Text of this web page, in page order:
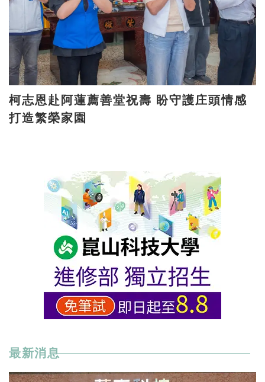
柯志恩赴阿蓮薦善堂祝壽 盼守護庄頭情感
打造繁榮家園
最新消息